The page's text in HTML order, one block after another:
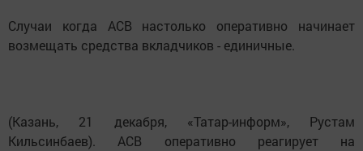
Случаи когда АСВ настолько оперативно начинает
возмещать средства вкладчиков - единичные.
(Казань, 21 декабря, «Татар-информ», Рустам
Кильсинбаев). АСВ оперативно реагирует на